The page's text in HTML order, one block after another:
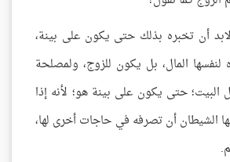
أن تخبره بذلك حتى يكون على بينة،
المال، بل يكون للزوج، ولمصلحة
البيت؛ حتى يكون على بينة هو؛ لأنه إذا
الشيطان أن تصرفه في حاجات أخرى لها،